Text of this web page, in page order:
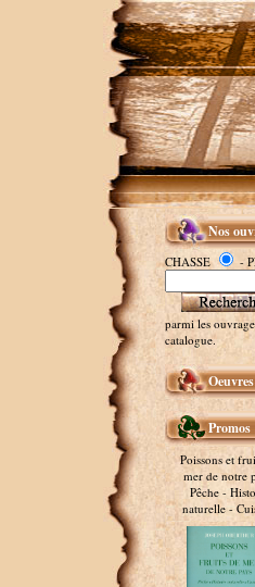
Nos
CHASSE -
parmi les
catalogue.
Promos
Poissons et
mer de notre
Pêche -
naturelle -